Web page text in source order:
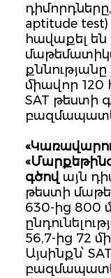
aptitude
հավաքել են
միավոր 120
SAT
գծով այն
թեստի
630-ից 800
56,7-ից 72
Այսինքն՝